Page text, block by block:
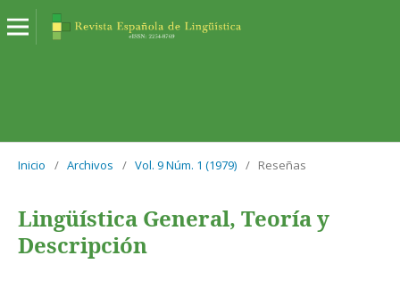
Inicio / Archivos / Vol. 9 Núm. 1 (1979) / Reseñas
Lingüística General, Teoría y
Descripción